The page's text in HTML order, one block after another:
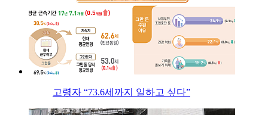
고령자 “73.6세까지 일하고 싶다”